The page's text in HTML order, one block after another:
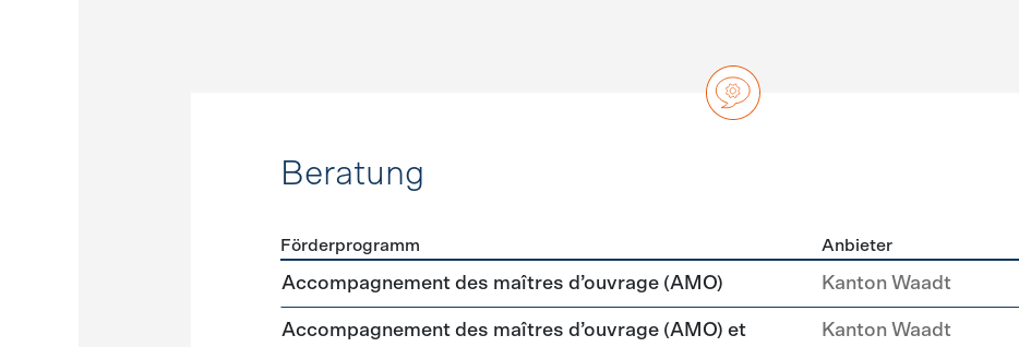
Beratung
Förderprogramme Beratung
Förderprogramm Anbieter
Accompagnement des maîtres d’ouvrage (AMO) Kanton Waadt
Accompagnement des maîtres d’ouvrage (AMO) et
Kanton Waadt